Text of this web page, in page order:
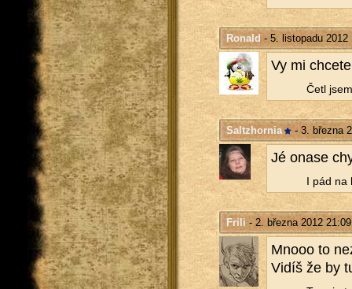
Ronald - 5. listopadu 2012
Vy mi
Četl
Saltzhornia - 3. března
Jé onase
I pád na
Frili - 2. března 2012 21:09
Mnooo to
Vidíš že by